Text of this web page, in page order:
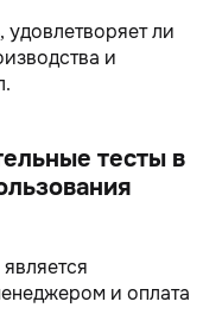
ли
и
тесты в
и оплата